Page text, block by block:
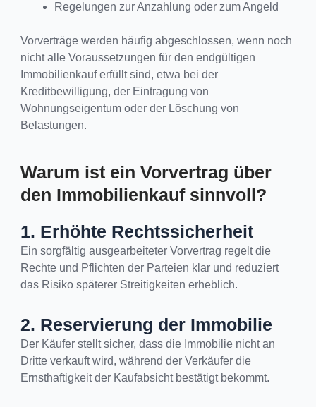
Regelungen zur Anzahlung oder zum Angeld
Vorverträge werden häufig abgeschlossen, wenn noch
nicht alle Voraussetzungen für den endgültigen
Immobilienkauf erfüllt sind, etwa bei der
Kreditbewilligung, der Eintragung von
Wohnungseigentum oder der Löschung von
Belastungen.
Warum ist ein Vorvertrag über
den Immobilienkauf sinnvoll?
1. Erhöhte Rechtssicherheit
Ein sorgfältig ausgearbeiteter Vorvertrag regelt die
Rechte und Pflichten der Parteien klar und reduziert
das Risiko späterer Streitigkeiten erheblich.
2. Reservierung der Immobilie
Der Käufer stellt sicher, dass die Immobilie nicht an
Dritte verkauft wird, während der Verkäufer die
Ernsthaftigkeit der Kaufabsicht bestätigt bekommt.